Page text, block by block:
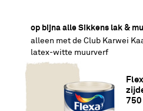
op bijna alle Sikkens lak &
alleen met de Club Karwei
latex-witte muurverf
750